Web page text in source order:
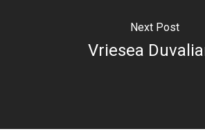
Next Post
Vriesea